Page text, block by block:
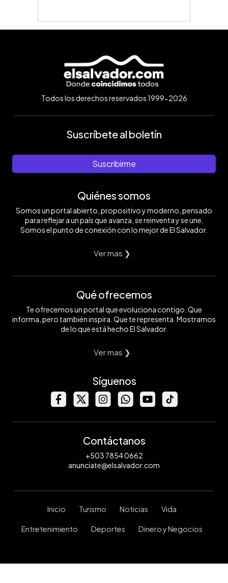
Todos los derechos reservados 1999-2026
Suscríbete al boletín
Suscribirme
Quiénes somos
Somos un portal abierto, propositivo y moderno, pensado
para reflejar a un país que avanza, se reinventa y se une.
Somos el punto de conexión con lo mejor de El Salvador.
Ver mas ❯
Qué ofrecemos
Te ofrecemos un portal que evoluciona contigo. Que
informa, pero también inspira. Que te representa. Mostramos
de lo que está hecho El Salvador.
Ver mas ❯
Síguenos
Contáctanos
+503 7854 0662
anunciate@elsalvador.com
Inicio Turismo Noticias Vida
Entretenimiento Deportes Dinero y Negocios